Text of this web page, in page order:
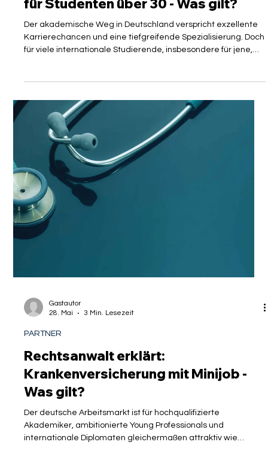
Gastautor
31. Mai
4 Min. Lesezeit
Studienvisum: Krankenversicherung
für Studenten über 30 - Was gilt?
Der akademische Weg in Deutschland verspricht exzellente
Karrierechancen und eine tiefgreifende Spezialisierung. Doch
Studium in den letzten Zügen liegt oder die Promotion Fahrt
aufnimmt, flattert plöt